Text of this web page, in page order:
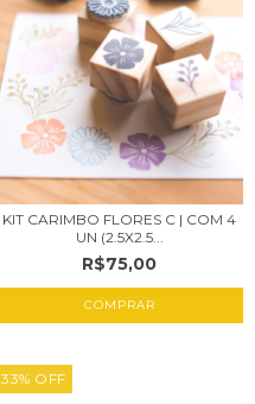
KIT CARIMBO FLORES C | COM 4
UN (2.5X2.5...
R$75,00
33% OFF